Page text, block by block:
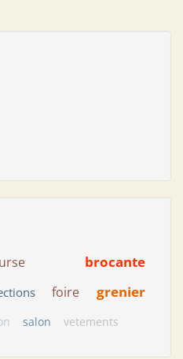
brocante
foire grenier
salon vetements